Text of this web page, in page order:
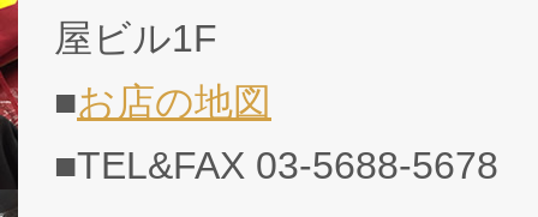
屋ビル1F
■お店の地図
■TEL&FAX 03-5688-5678